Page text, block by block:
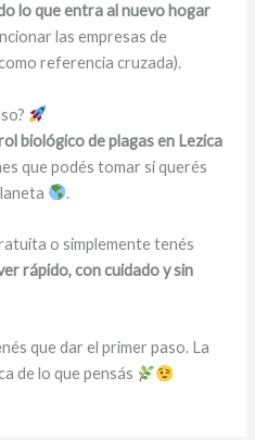
lo que entra al nuevo hogar
las empresas de
referencia cruzada).
biológico de plagas en Lezica
que podés tomar si querés
.
o simplemente tenés
rápido, con cuidado y sin
que dar el primer paso. La
de lo que pensás